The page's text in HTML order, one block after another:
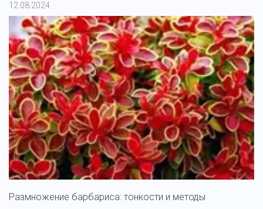
12.08.2024
Размножение барбариса: тонкости и методы